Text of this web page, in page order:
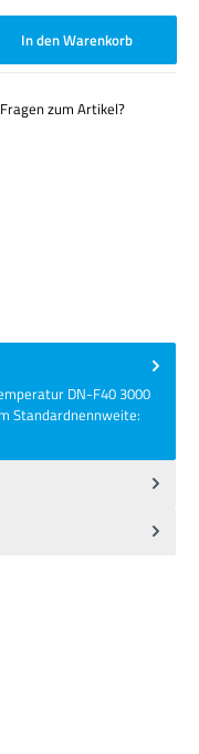
Schaltflächen um die Anzahl zu
In den Warenkorb
Fragen zum Artikel?
DN-F40 3000
Standardnennweite: